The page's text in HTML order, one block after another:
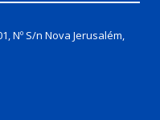
Nº S/n Nova Jerusalém,